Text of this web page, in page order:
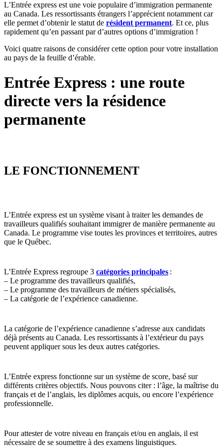
L’Entrée express est une voie populaire d’immigration permanente
au Canada. Les ressortissants étrangers l’apprécient notamment car
elle permet d’obtenir le statut de résident permanent. Et ce, plus
rapidement qu’en passant par d’autres options d’immigration !
Voici quatre raisons de considérer cette option pour votre installation
au pays de la feuille d’érable.
Entrée Express : une route
directe vers la résidence
permanente
LE FONCTIONNEMENT
L’Entrée express est un système visant à traiter les demandes de
travailleurs qualifiés souhaitant immigrer de manière permanente au
Canada. Le programme vise toutes les provinces et territoires, autres
que le Québec.
L’Entrée Express regroupe 3 catégories principales :
– Le programme des travailleurs qualifiés,
– Le programme des travailleurs de métiers spécialisés,
– La catégorie de l’expérience canadienne.
La catégorie de l’expérience canadienne s’adresse aux candidats
déjà présents au Canada. Les ressortissants à l’extérieur du pays
peuvent appliquer sous les deux autres catégories.
L’Entrée express fonctionne sur un système de score, basé sur
différents critères objectifs. Nous pouvons citer : l’âge, la maîtrise du
français et de l’anglais, les diplômes acquis, ou encore l’expérience
professionnelle.
Pour attester de votre niveau en français et/ou en anglais, il est
nécessaire de se soumettre à des examens linguistiques.